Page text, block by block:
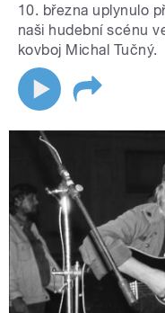
10. března uplynulo
naši hudební scénu
kovboj Michal Tučný.